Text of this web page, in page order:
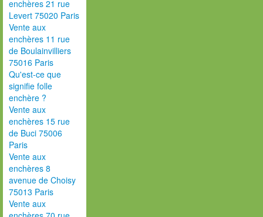
enchères 21 rue
Levert 75020 Paris
Vente aux
enchères 11 rue
de Boulainvilliers
75016 Paris
Qu'est-ce que
signifie folle
enchère ?
Vente aux
enchères 15 rue
de Buci 75006
Paris
Vente aux
enchères 8
avenue de Choisy
75013 Paris
Vente aux